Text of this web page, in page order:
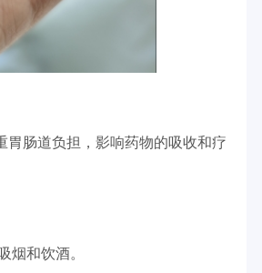
肠道负担，影响药物的吸收和疗
烟和饮酒。